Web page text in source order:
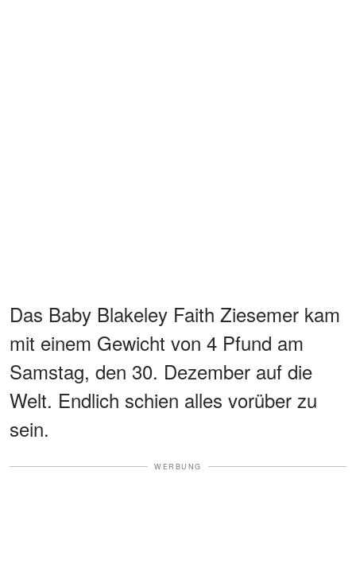
Das Baby Blakeley Faith Ziesemer kam
mit einem Gewicht von 4 Pfund am
Samstag, den 30. Dezember auf die
Welt. Endlich schien alles vorüber zu
sein.
WERBUNG